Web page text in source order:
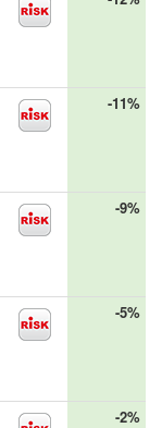
-11%
-9%
-5%
-2%